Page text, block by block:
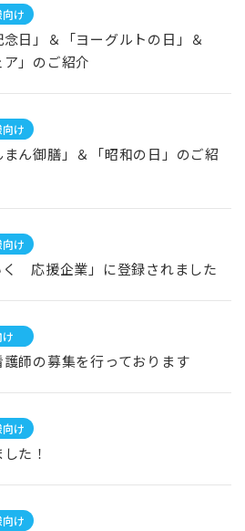
け
日」＆「ヨーグルトの日」＆
ア」のご紹介
け
ん御膳」＆「昭和の日」のご紹
け
応援企業」に登録されました
師の募集を行っております
け
た！
け